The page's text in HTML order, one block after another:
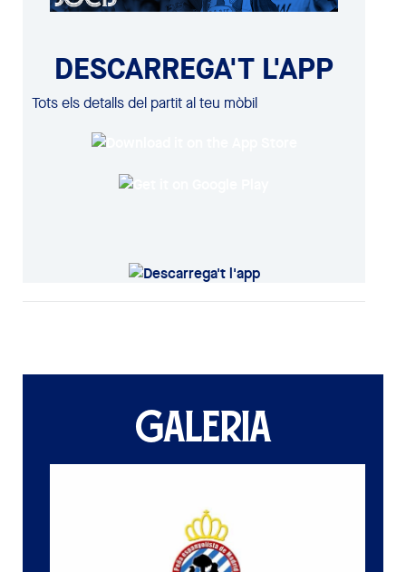
DESCARREGA'T L'APP
Tots els detalls del partit al teu mòbil
GALERIA